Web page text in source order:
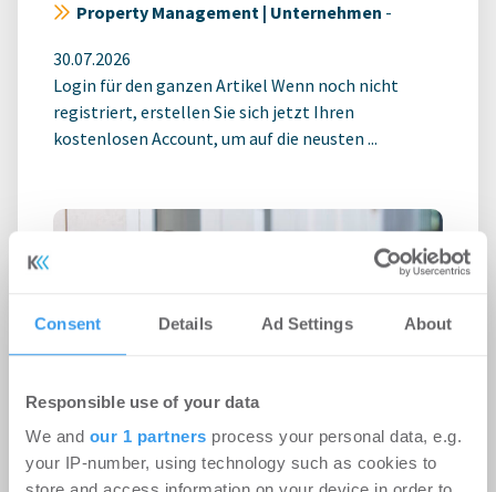
Consent Details Ad Settings About
Responsible use of your data
We and our 1 partners process your personal data, e.g.
your IP-number, using technology such as cookies to
Property Management | Unternehmen -
30.07.2026
Login für den ganzen Artikel Wenn noch nicht
registriert, erstellen Sie sich jetzt Ihren
kostenlosen Account, um auf die neusten ...
e+k baut Kompetenzen im Property